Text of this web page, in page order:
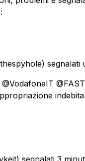
segnalati
segnalati 3